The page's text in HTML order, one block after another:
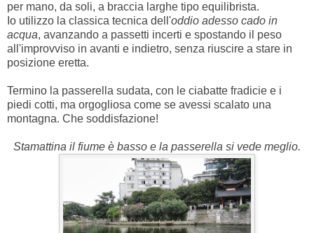
per mano, da soli, a braccia larghe tipo equilibrista.
Io utilizzo la classica tecnica dell'oddio adesso cado in
acqua, avanzando a passetti incerti e spostando il peso
all'improvviso in avanti e indietro, senza riuscire a stare in
posizione eretta.
Termino la passerella sudata, con le ciabatte fradicie e i
piedi cotti, ma orgogliosa come se avessi scalato una
montagna. Che soddisfazione!
Stamattina il fiume è basso e la passerella si vede meglio.